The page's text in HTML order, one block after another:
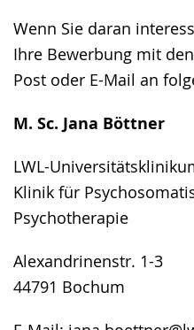
Wenn Sie daran
Ihre Bewerbung mit
Post oder E-Mail an
M. Sc. Jana Böttner
LWL-
Klinik für
Psychotherapie
Alexandrinenstr. 1-3
44791 Bochum